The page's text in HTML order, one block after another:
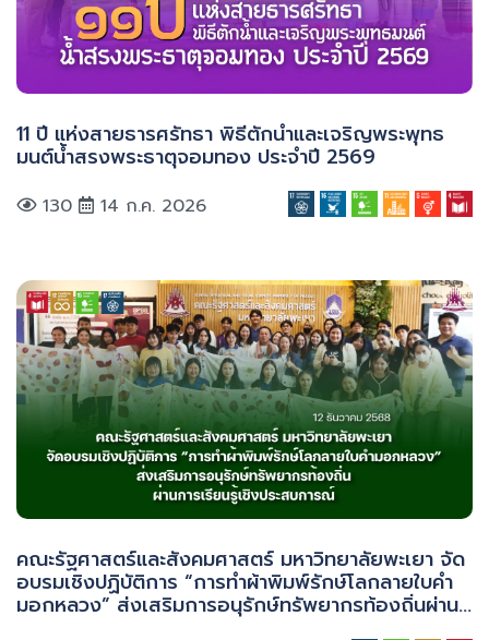
11 ปี แห่งสายธารศรัทธา พิธีตักน้ำและเจริญพระพุทธ
มนต์น้ำสรงพระธาตุจอมทอง ประจำปี 2569
130 14 ก.ค. 2026
คณะรัฐศาสตร์และสังคมศาสตร์ มหาวิทยาลัยพะเยา จัด
อบรมเชิงปฏิบัติการ “การทำผ้าพิมพ์รักษ์โลกลายใบคำ
มอกหลวง” ส่งเสริมการอนุรักษ์ทรัพยากรท้องถิ่นผ่าน